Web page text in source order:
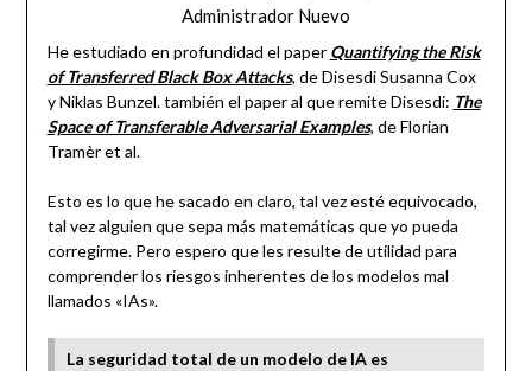
Administrador Nuevo
He estudiado en profundidad el paper Quantifying the Risk
of Transferred Black Box Attacks, de Disesdi Susanna Cox
y Niklas Bunzel. también el paper al que remite Disesdi: The
Space of Transferable Adversarial Examples, de Florian
Tramèr et al.
Esto es lo que he sacado en claro, tal vez esté equivocado,
tal vez alguien que sepa más matemáticas que yo pueda
corregirme. Pero espero que les resulte de utilidad para
comprender los riesgos inherentes de los modelos mal
llamados «IAs».
La seguridad total de un modelo de IA es